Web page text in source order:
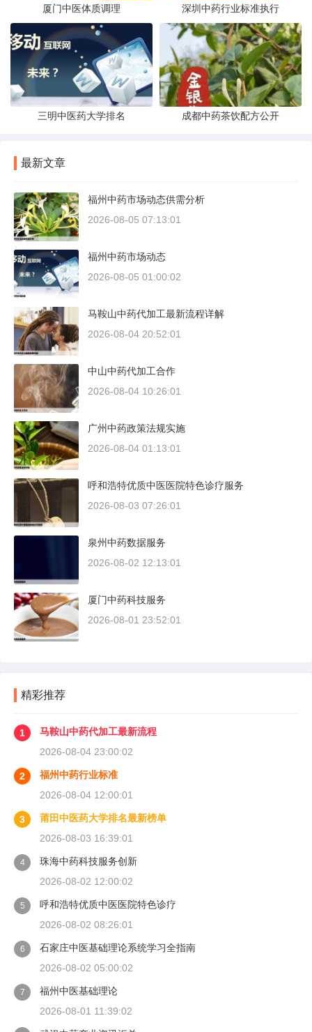
厦门中医体质调理 深圳中药行业标准执行
三明中医药大学排名 成都中药茶饮配方公开
最新文章
福州中药市场动态供需分析
2026-08-05 07:13:01
福州中药市场动态
2026-08-05 01:00:02
马鞍山中药代加工最新流程详解
2026-08-04 20:52:01
中山中药代加工合作
2026-08-04 10:26:01
广州中药政策法规实施
2026-08-04 01:13:01
呼和浩特优质中医医院特色诊疗服务
2026-08-03 07:26:01
泉州中药数据服务
2026-08-02 12:13:01
厦门中药科技服务
2026-08-01 23:52:01
精彩推荐
1
马鞍山中药代加工最新流程
2026-08-04 23:00:02
2
福州中药行业标准
2026-08-04 12:00:01
3
莆田中医药大学排名最新榜单
2026-08-03 16:39:01
4
珠海中药科技服务创新
2026-08-02 12:00:02
5
呼和浩特优质中医医院特色诊疗
2026-08-02 08:26:01
6
石家庄中医基础理论系统学习全指南
2026-08-02 05:00:02
7
福州中医基础理论
2026-08-01 11:39:02